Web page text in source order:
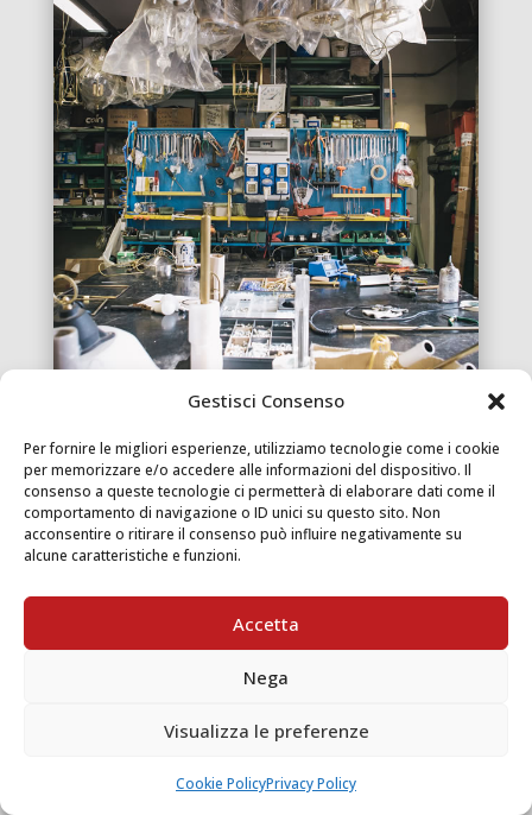
Gestisci Consenso
Per fornire le migliori esperienze, utilizziamo tecnologie come i cookie
per memorizzare e/o accedere alle informazioni del dispositivo. Il
consenso a queste tecnologie ci permetterà di elaborare dati come il
comportamento di navigazione o ID unici su questo sito. Non
acconsentire o ritirare il consenso può influire negativamente su
alcune caratteristiche e funzioni.
Accetta
Nega
Visualizza le preferenze
Cookie PolicyPrivacy Policy